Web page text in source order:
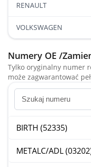
RENAULT
VOLKSWAGEN
Numery OE /
Tylko oryginalny numer
może zagwarantować
BIRTH (52335)
METALC/ADL